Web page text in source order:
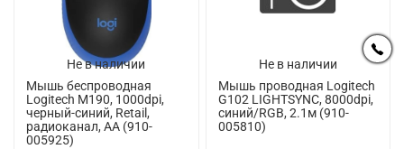
Не в наличии
Мышь беспроводная
Logitech M190, 1000dpi,
черный-синий, Retail,
радиоканал, AA (910-
005925)
Не в наличии
Мышь проводная Logitech
G102 LIGHTSYNC, 8000dpi,
синий/RGB, 2.1м (910-
005810)